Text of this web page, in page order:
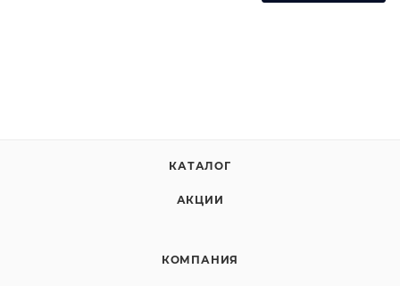
КАТАЛОГ
АКЦИИ
КОМПАНИЯ